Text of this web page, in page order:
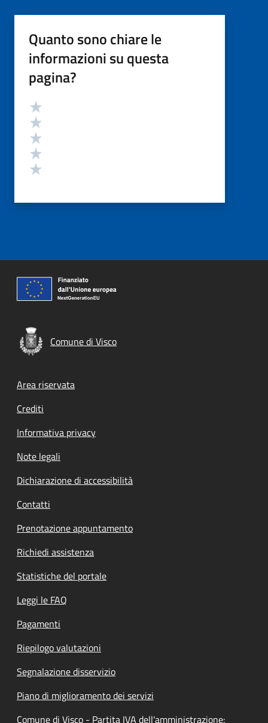
Quanto sono chiare le
informazioni su questa
pagina?
Valutazione
Comune di Visco
Footer menu
Area riservata
Crediti
Informativa privacy
Note legali
Dichiarazione di accessibilità
Contatti
Prenotazione appuntamento
Richiedi assistenza
Statistiche del portale
Leggi le FAQ
Pagamenti
Riepilogo valutazioni
Segnalazione disservizio
Piano di miglioramento dei servizi
Comune di Visco - Partita IVA dell'amministrazione: